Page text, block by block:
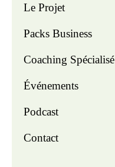
Le Projet
Packs Business
Coaching Spécialisé
Événements
Podcast
Contact